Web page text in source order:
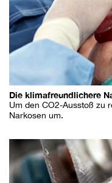
Die klimafreundlichere
Um den CO2-Ausstoß zu
Narkosen um.